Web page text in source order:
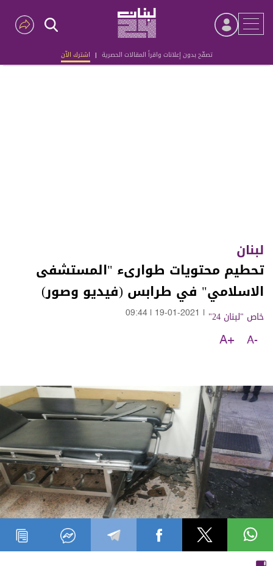
تصفّح بدون إعلانات واقرأ المقالات الحصرية | اشترك الآن
Advertisement
لبنان
تحطيم محتويات طوارىء "المستشفى
الاسلامي" في طرابس (فيديو وصور)
خاص "لبنان 24" 19-01-2021
09:44
A-
A+